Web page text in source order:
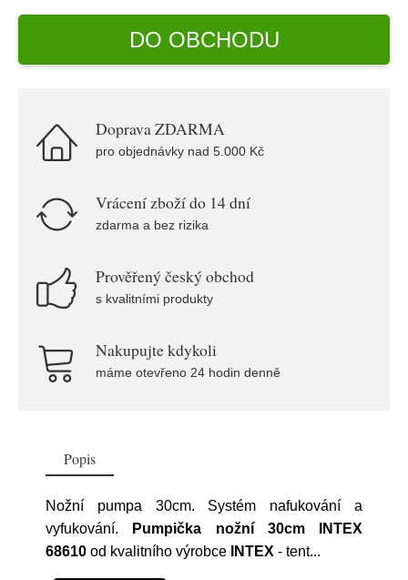
DO OBCHODU
Doprava ZDARMA
pro objednávky nad 5.000 Kč
Vrácení zboží do 14 dní
zdarma a bez rizika
Prověřený český obchod
s kvalitními produkty
Nakupujte kdykoli
máme otevřeno 24 hodin denně
Popis
Nožní pumpa 30cm. Systém nafukování a
vyfukování.
Pumpička nožní 30cm INTEX
68610 od kvalitního výrobce INTEX - tent...